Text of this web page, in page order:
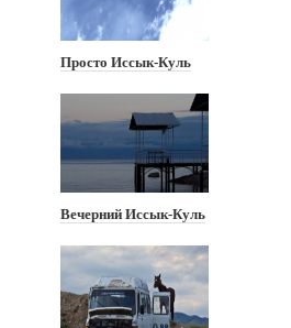
Просто Иссык-Куль
Вечерний Иссык-Куль